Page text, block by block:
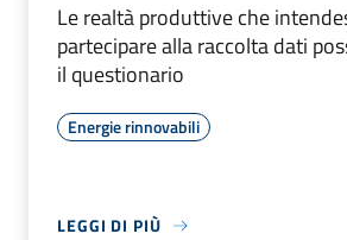
Le realtà produttive che
partecipare alla raccolta dati
il questionario
Energie rinnovabili
LEGGI DI PIÙ